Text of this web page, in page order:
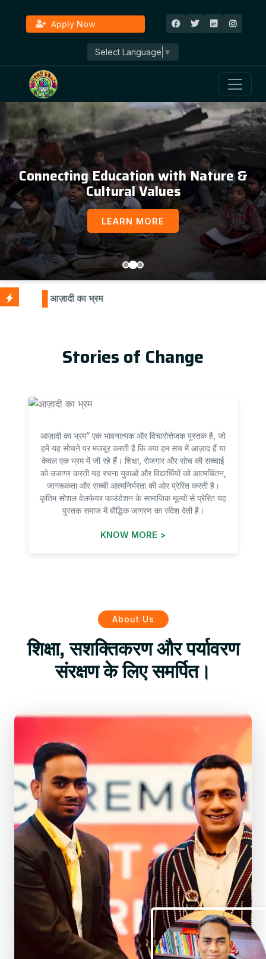
Apply Now
Select Language ▼
Connecting Education with Nature &
Cultural Values
LEARN MORE
Stories of Change
आज़ादी का भ्रम” एक भावनात्मक और विचारोत्तेजक पुस्तक है, जो
हमें यह सोचने पर मजबूर करती है कि क्या हम सच में आज़ाद हैं या
केवल एक भ्रम में जी रहे हैं। शिक्षा, रोजगार और सोच की सच्चाई
को उजागर करती यह रचना युवाओं और विद्यार्थियों को आत्मचिंतन,
जागरूकता और सच्ची आत्मनिर्भरता की ओर प्रेरित करती है।
कृतिम सोशल वेलफेयर फाउंडेशन के सामाजिक मूल्यों से प्रेरित यह
पुस्तक समाज में बौद्धिक जागरण का संदेश देती है।
KNOW MORE >
About Us
शिक्षा, सशक्तिकरण और पर्यावरण
संरक्षण के लिए समर्पित।